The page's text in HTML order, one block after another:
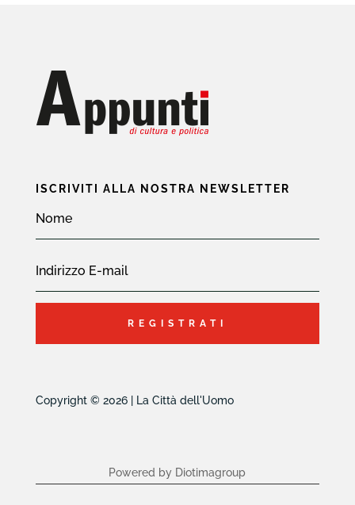
ISCRIVITI ALLA NOSTRA NEWSLETTER
REGISTRATI
Copyright © 2026 | La Città dell'Uomo
Powered by Diotimagroup